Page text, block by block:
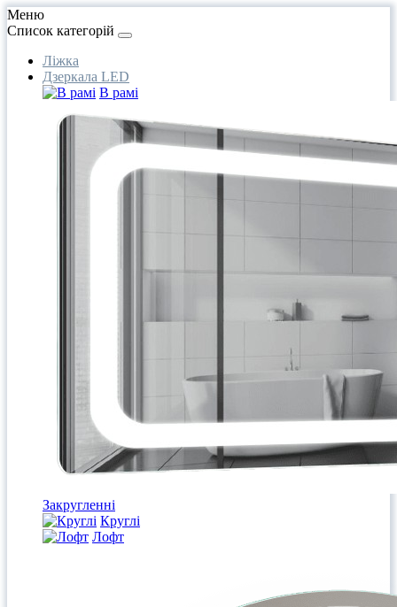
Меню
Список категорій
Ліжка
Дзеркала LED
В рамі
Закругленні
Круглі
Лофт